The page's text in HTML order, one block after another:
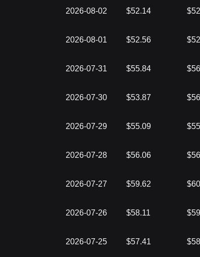
2026-08-02 $52.14
2026-08-01 $52.56
2026-07-31 $55.84
2026-07-30 $53.87
2026-07-29 $55.09
2026-07-28 $56.06
2026-07-27 $59.62
2026-07-26 $58.11
2026-07-25 $57.41